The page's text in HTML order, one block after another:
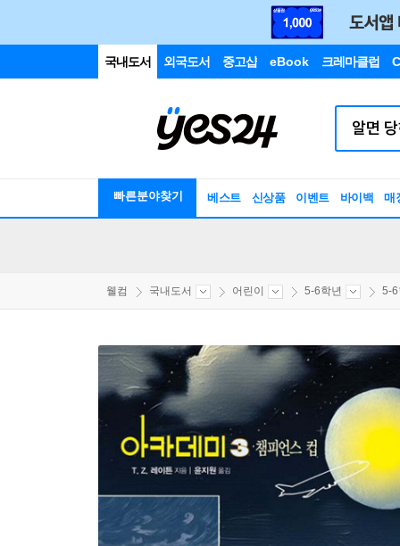
국내도서 외국도서 중고샵 eBook 크레마클럽
빠른분야찾기 베스트 신상품 이벤트 바이백 매
웰컴 국내도서 어린이 5-6학년 5-6